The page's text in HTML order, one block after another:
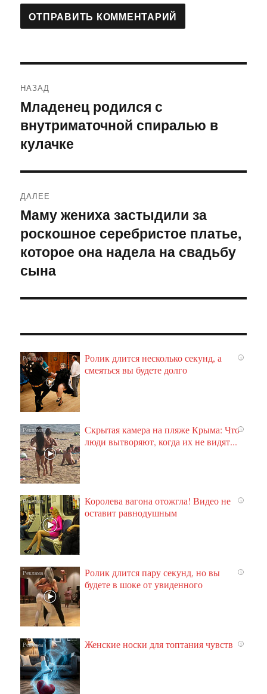
по
записям
НАЗАД
Предыдущая
запись:
Младенец родился с
внутриматочной спиралью в
кулачке
ДАЛЕЕ
Следующая
запись:
Маму жениха застыдили за
роскошное серебристое платье,
которое она надела на свадьбу
сына
i
Ролик длится несколько секунд, а
смеяться вы будете долго
i
Скрытая камера на пляже Крыма: Что
люди вытворяют, когда их не видят...
i
Королева вагона отожгла! Видео не
оставит равнодушным
i
Ролик длится пару секунд, но вы
будете в шоке от увиденного
i
Женские носки для топтания чувств